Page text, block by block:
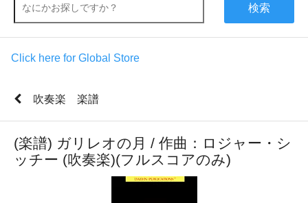
検索
Click here for Global Store
吹奏楽 楽譜
(楽譜) ガリレオの月 / 作曲：ロジャー・シ
ッチー (吹奏楽)(フルスコアのみ)